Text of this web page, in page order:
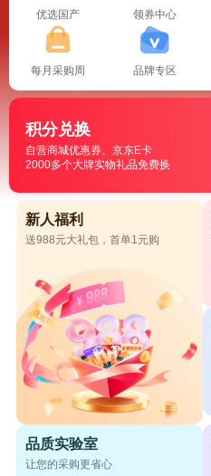
优选国产 领券中心
每月采购周 品牌专区
积分兑换
自营商城优惠券、京东E卡
2000多个大牌实物礼品免费换
新人福利
送988元大礼包，首单1元购
品质实验室
让您的采购更省心